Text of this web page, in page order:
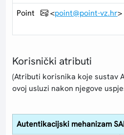
Point
<point@point-vz.hr>
Korisnički atributi
(Atributi korisnika koje sustav
ovoj usluzi nakon njegove
Autentikacijski mehanizam